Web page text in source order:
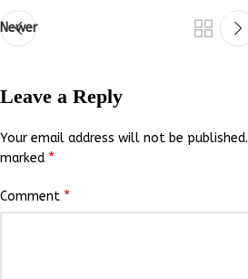
Newer
Leave a Reply
Your email address will not be published.
marked *
Comment *